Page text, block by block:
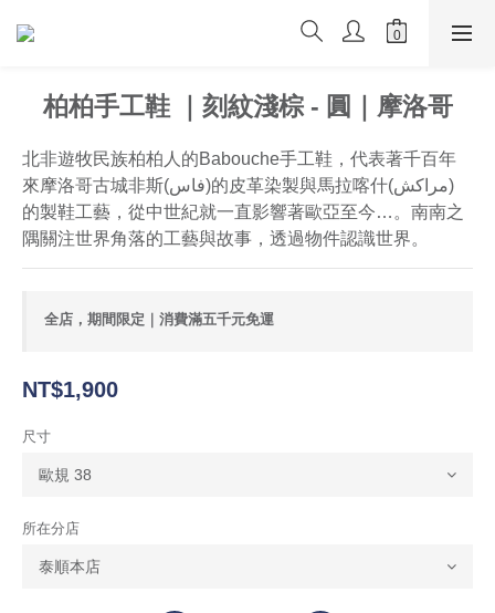
柏柏手工鞋 ｜刻紋淺棕 - 圓｜摩洛哥
北非遊牧民族柏柏人的Babouche手工鞋，代表著千百年
來摩洛哥古城非斯(فاس‎)的皮革染製與馬拉喀什(مراكش)
的製鞋工藝，從中世紀就一直影響著歐亞至今…。南南之
隅關注世界角落的工藝與故事，透過物件認識世界。
全店，期間限定｜消費滿五千元免運
NT$1,900
尺寸
所在分店